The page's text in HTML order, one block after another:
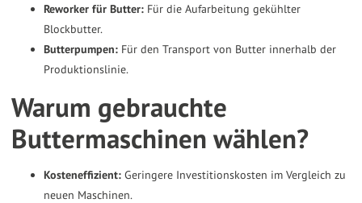
Reworker für Butter: Für die Aufarbeitung gekühlter
Blockbutter.
Butterpumpen: Für den Transport von Butter innerhalb der
Produktionslinie.
Warum gebrauchte
Buttermaschinen wählen?
Kosteneffizient: Geringere Investitionskosten im Vergleich zu
neuen Maschinen.